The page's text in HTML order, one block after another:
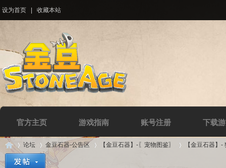
设为首页 收藏本站
官方主页 游戏指南 账号注册 下载
论坛 金豆石器-公告区 【金豆石器】-〖宠物图鉴〗 【金豆石器】